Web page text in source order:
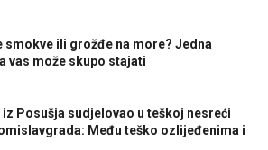
smokve ili grožđe na more? Jedna
vas može skupo stajati
iz Posušja sudjelovao u teškoj nesreći
Među teško ozlijeđenima i